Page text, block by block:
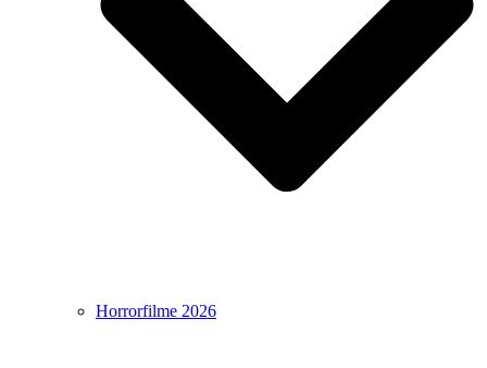
Horrorfilme 2026